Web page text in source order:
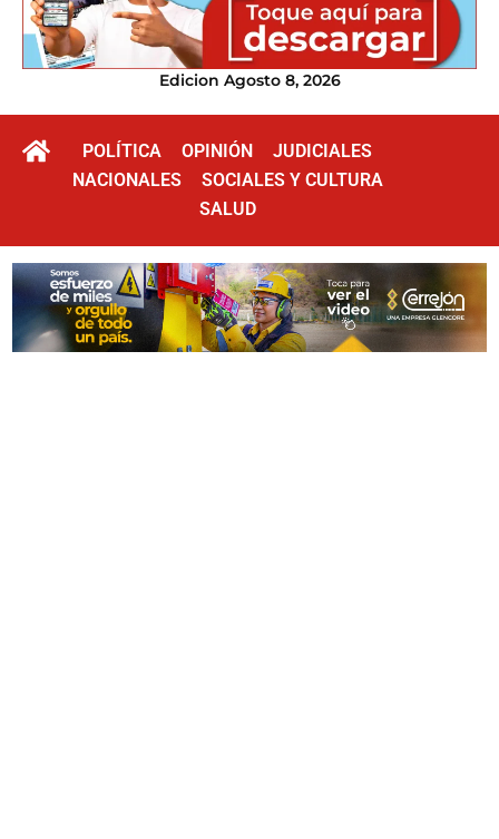
Edicion Agosto 8, 2026
POLÍTICA OPINIÓN
JUDICIALES
NACIONALES
SOCIALES Y CULTURA
SALUD